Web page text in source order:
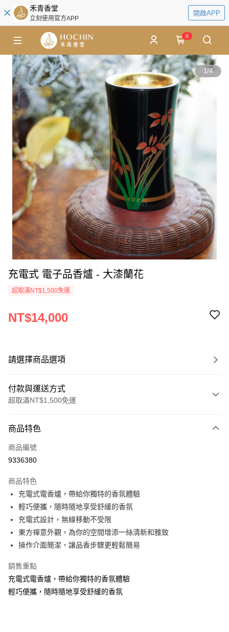
禾青香堂
立刻使用官方APP
開啟APP
0
1/4
充電式 電子品香爐 - 大漆蘭花
超取滿NT$1,500免運
NT$14,000
請選擇商品選項
付款與運送方式
超取滿NT$1,500免運
信用卡一次付款
超商取貨付款
Apple Pay
街口支付
悠遊付
Google Pay
全盈+PAY
商品特色
商品編號
9336380
商品特色
充電式電香爐，帶給你獨特的香氛體驗
輕巧便攜，隨時隨地享受舒緩的香氛
充電式設計，無線移動不受限
東方禪意外觀，為你的空間增添一絲清新和雅致
操作介面簡潔，讓品香步驟更輕鬆簡易
銷售重點
充電式電香爐，帶給你獨特的香氛體驗
輕巧便攜，隨時隨地享受舒緩的香氛